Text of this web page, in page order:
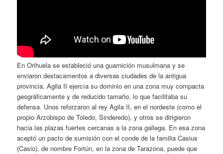
En Orihuela se estableció una guarnición musulmana y se
enviaron destacamentos a diversas ciudades de la antigua
provincia. Agila II ejercía su dominio en una zona muy compacta
geográficamente y de reducido tamaño, lo que facilitaba su
defensa. Unos reforzaron al rey Agila II, en el nordeste (como el
propio Arzobispo de Toledo, Sinderedo), y otros se dirigieron
hacia las plazas fuertes cercanas a la zona gallega. En esa zona
aceptó un pacto de sumisión con el conde de la familia Casius
(Casio), de nombre Fortún, en la zona de Tarazona, puede que